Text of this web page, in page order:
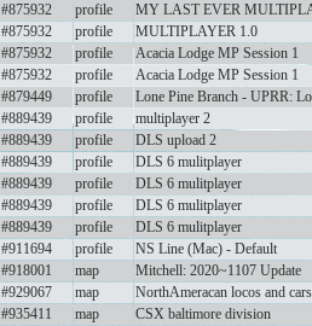
#875932 profile
MY LAST EVER
#875932 profile
MULTIPLAYER 1.0
#875932 profile
Acacia Lodge MP Session 1
#875932 profile
Acacia Lodge MP Session 1
#879449 profile
Lone Pine Branch - UPRR:
#889439 profile
multiplayer 2
#889439 profile
DLS upload 2
#889439 profile
DLS 6 mulitplayer
#889439 profile
DLS 6 mulitplayer
#889439 profile
DLS 6 mulitplayer
#889439 profile
DLS 6 mulitplayer
#911694 profile
NS Line (Mac) - Default
#918001 map
Mitchell: 2020~1107 Update
#929067 map
NorthAmeracan locos and
#935411 map
CSX baltimore division